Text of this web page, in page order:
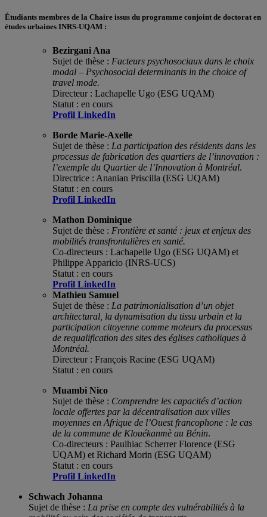
Étudiants membres de la Chaire issus du programme conjoint de doctorat en
études urbaines INRS-UQAM :
Bezirgani Ana
Sujet de thèse : Facteurs psychosociaux dans le choix
modal – Psychosocial determinants in the choice of
travel mode.
Directeur : Lachapelle Ugo (ESG UQAM)
Statut : en cours
Profil LinkedIn
Borde Marie-Axelle
Sujet de thèse : La participation des résidents dans les
processus de fabrication des quartiers de l’innovation :
l’exemple du Quartier de l’Innovation à Montréal.
Directrice : Ananian Priscilla (ESG UQAM)
Statut : en cours
Profil LinkedIn
Mathon Dominique
Sujet de thèse : Frontière et santé : jeux et enjeux des
mobilités transfrontalières en santé.
Co-directeurs : Lachapelle Ugo (ESG UQAM) et
Philippe Apparicio (INRS-UCS)
Statut : en cours
Profil LinkedIn
Mathieu Samuel
Sujet de thèse : La patrimonialisation d’un objet
architectural, la dynamisation du tissu urbain et la
participation citoyenne comme moteurs du processus
de requalification des sites des églises catholiques à
Montréal.
Directeur : François Racine (ESG UQAM)
Statut : en cours
Muambi Nico
Sujet de thèse : Comprendre les capacités d’action
locale offertes par la décentralisation aux villes
moyennes en Afrique de l’Ouest francophone : le cas
de la commune de Klouékanmè au Bénin.
Co-directeurs : Paulhiac Scherrer Florence (ESG
UQAM) et Richard Morin (ESG UQAM)
Statut : en cours
Profil LinkedIn
Schwach Johanna
Sujet de thèse : La prise en compte des vulnérabilités à la